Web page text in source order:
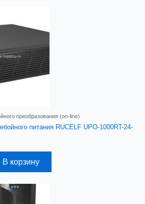
преобразования (on-line)
питания RUCELF UPO-1000RT-24-
В корзину